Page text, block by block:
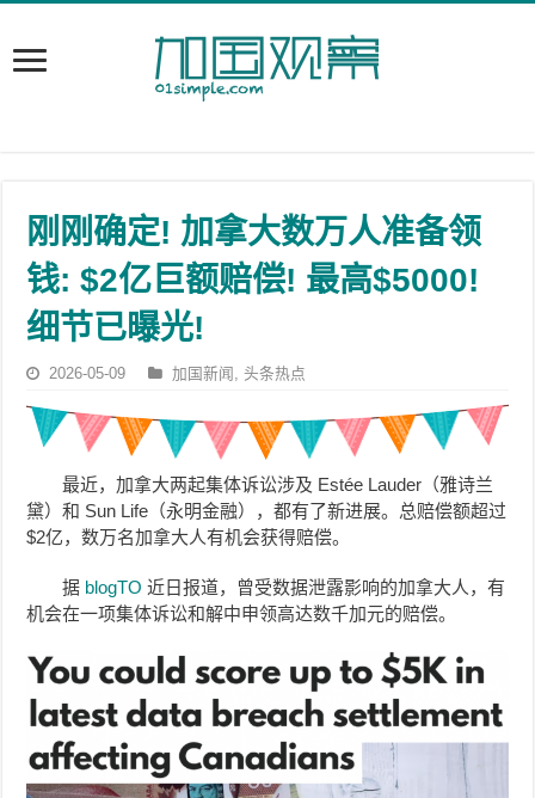
刚刚确定! 加拿大数万人准备领
钱: $2亿巨额赔偿! 最高$5000!
细节已曝光!
2026-05-09 加国新闻 ,头条热点
最近，加拿大两起集体诉讼涉及 Estée Lauder（雅诗兰
黛）和 Sun Life（永明金融），都有了新进展。总赔偿额超过
$2亿，数万名加拿大人有机会获得赔偿。
据 blogTO 近日报道，曾受数据泄露影响的加拿大人，有
机会在一项集体诉讼和解中申领高达数千加元的赔偿。